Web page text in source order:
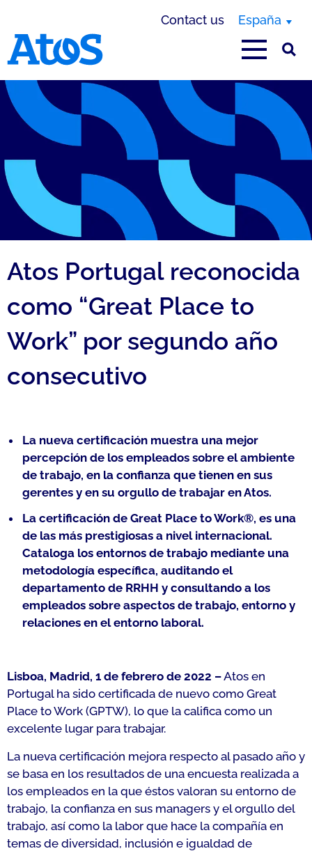
Contact us España
Atos Portugal reconocida
como “Great Place to
Work” por segundo año
consecutivo
La nueva certificación muestra una mejor
percepción de los empleados sobre el ambiente
de trabajo, en la confianza que tienen en sus
gerentes y en su orgullo de trabajar en Atos.
La certificación de Great Place to Work®, es una
de las más prestigiosas a nivel internacional.
Cataloga los entornos de trabajo mediante una
metodología específica, auditando el
departamento de RRHH y consultando a los
empleados sobre aspectos de trabajo, entorno y
relaciones en el entorno laboral.
Lisboa, Madrid, 1 de febrero de 2022 –Atos en
Portugal ha sido certificada de nuevo como Great
Place to Work (GPTW), lo que la califica como un
excelente lugar para trabajar.
La nueva certificación mejora respecto al pasado año y
se basa en los resultados de una encuesta realizada a
los empleados en la que éstos valoran su entorno de
trabajo, la confianza en sus managers y el orgullo del
trabajo, así como la labor que hace la compañía en
temas de diversidad, inclusión e igualdad de